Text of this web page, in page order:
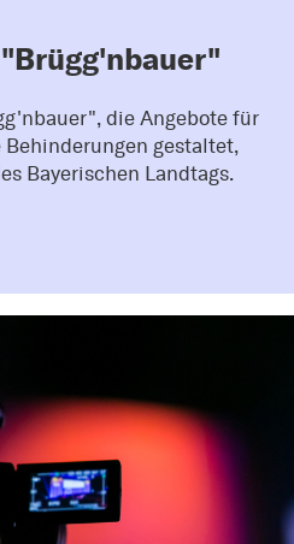
die Angebote für
gestaltet,
Bayerischen Landtags.